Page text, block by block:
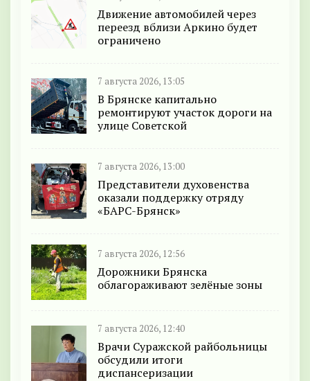
Движение автомобилей через
переезд вблизи Аркино будет
ограничено
7 августа 2026, 13:05
В Брянске капитально
ремонтируют участок дороги на
улице Советской
7 августа 2026, 13:00
Представители духовенства
оказали поддержку отряду
«БАРС-Брянск»
7 августа 2026, 12:56
Дорожники Брянска
облагораживают зелёные зоны
7 августа 2026, 12:40
Врачи Суражской райбольницы
обсудили итоги
диспансеризации